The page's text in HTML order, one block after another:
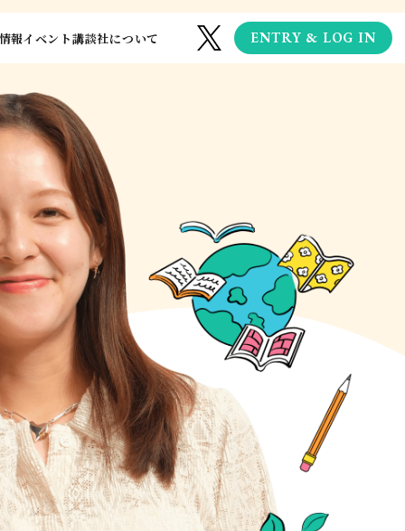
報イベント講談社について ENTRY & LOG IN